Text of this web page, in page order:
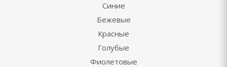
Синие
Бежевые
Красные
Голубые
Фиолетовые